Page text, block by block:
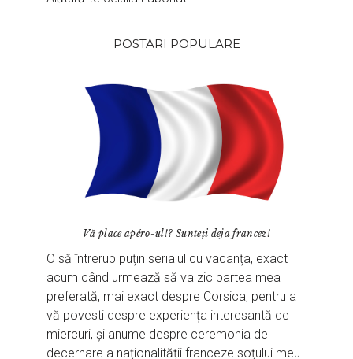
POSTARI POPULARE
Vă place apéro-ul!? Sunteți deja francez!
O să întrerup puțin serialul cu vacanța, exact
acum când urmează să va zic partea mea
preferată, mai exact despre Corsica, pentru a
vă povesti despre experiența interesantă de
miercuri, și anume despre ceremonia de
decernare a naționalității franceze soțului meu.